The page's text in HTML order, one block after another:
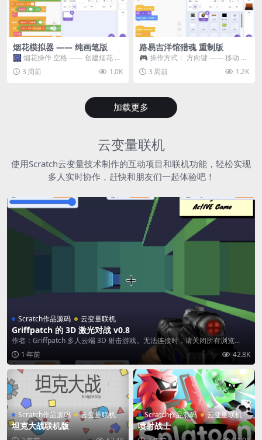
烟花模拟器 —— 纯画笔版
🎆 烟花操作 空格 —— 创建烟花 1
~ 3 —— 切换烟花类型 普通烟花
嘶...3 周前 1.0K
路易吉洋馆猎魂 重制版
🎮 操作方式： 方向键 —— 移动 &
跳跃 空格 —— 打开宝箱 将你...
3 周前 1.2K
加载更多
云变量联机
使用Scratch云变量技术制作的互动项目和联机功能，轻松实现
多人实时协作，赶快和朋友们一起体验吧！
Scratch作品源码 云变量联机
Griffpatch 的 3D 激光对战 v0.8
作者：Griffpatch 多人云端 3D 射击游戏。无法连接时，请关闭所有浏览...
1 年前
42.8K
Scratch作品源码 云变量联机
坦克大战联机版
Scratch作品源码 云变量联机
喷射战士